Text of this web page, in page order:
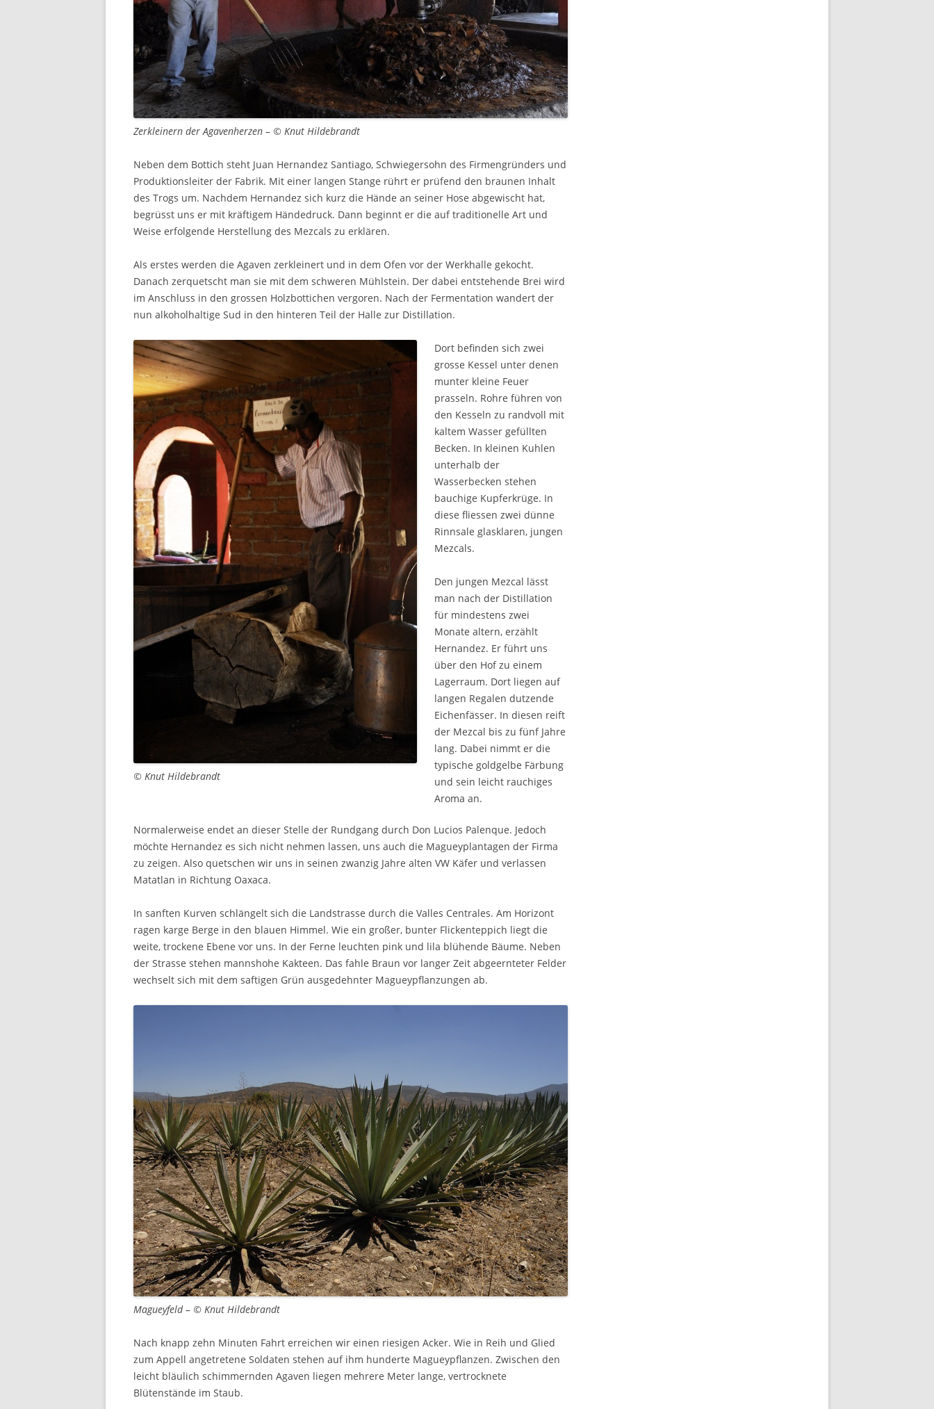
Zerkleinern der Agavenherzen – © Knut Hildebrandt
Neben dem Bottich steht Juan Hernandez Santiago, Schwiegersohn des Firmengründers und
Produktionsleiter der Fabrik. Mit einer langen Stange rührt er prüfend den braunen Inhalt
des Trogs um. Nachdem Hernandez sich kurz die Hände an seiner Hose abgewischt hat,
begrüsst uns er mit kräftigem Händedruck. Dann beginnt er die auf traditionelle Art und
Weise erfolgende Herstellung des Mezcals zu erklären.
Als erstes werden die Agaven zerkleinert und in dem Ofen vor der Werkhalle gekocht.
Danach zerquetscht man sie mit dem schweren Mühlstein. Der dabei entstehende Brei wird
im Anschluss in den grossen Holzbottichen vergoren. Nach der Fermentation wandert der
nun alkoholhaltige Sud in den hinteren Teil der Halle zur Distillation.
© Knut Hildebrandt
Dort befinden sich zwei
grosse Kessel unter denen
munter kleine Feuer
prasseln. Rohre führen von
den Kesseln zu randvoll mit
kaltem Wasser gefüllten
Becken. In kleinen Kuhlen
unterhalb der
Wasserbecken stehen
bauchige Kupferkrüge. In
diese fliessen zwei dünne
Rinnsale glasklaren, jungen
Mezcals.
Den jungen Mezcal lässt
man nach der Distillation
für mindestens zwei
Monate altern, erzählt
Hernandez. Er führt uns
über den Hof zu einem
Lagerraum. Dort liegen auf
langen Regalen dutzende
Eichenfässer. In diesen reift
der Mezcal bis zu fünf Jahre
lang. Dabei nimmt er die
typische goldgelbe Färbung
und sein leicht rauchiges
Aroma an.
Normalerweise endet an dieser Stelle der Rundgang durch Don Lucios Palenque. Jedoch
möchte Hernandez es sich nicht nehmen lassen, uns auch die Magueyplantagen der Firma
zu zeigen. Also quetschen wir uns in seinen zwanzig Jahre alten VW Käfer und verlassen
Matatlan in Richtung Oaxaca.
In sanften Kurven schlängelt sich die Landstrasse durch die Valles Centrales. Am Horizont
ragen karge Berge in den blauen Himmel. Wie ein großer, bunter Flickenteppich liegt die
weite, trockene Ebene vor uns. In der Ferne leuchten pink und lila blühende Bäume. Neben
der Strasse stehen mannshohe Kakteen. Das fahle Braun vor langer Zeit abgeernteter Felder
wechselt sich mit dem saftigen Grün ausgedehnter Magueypflanzungen ab.
Magueyfeld – © Knut Hildebrandt
Nach knapp zehn Minuten Fahrt erreichen wir einen riesigen Acker. Wie in Reih und Glied
zum Appell angetretene Soldaten stehen auf ihm hunderte Magueypflanzen. Zwischen den
leicht bläulich schimmernden Agaven liegen mehrere Meter lange, vertrocknete
Blütenstände im Staub.